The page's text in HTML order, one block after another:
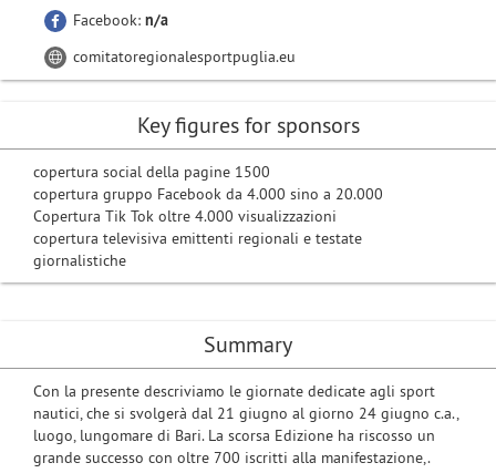
Summary
Con la presente descriviamo le giornate dedicate agli sport
nautici, che si svolgerà dal 21 giugno al giorno 24 giugno c.a.,
luogo, lungomare di Bari. La scorsa Edizione ha riscosso un
grande successo con oltre 700 iscritti alla manifestazione,.
Facebook: n/a
comitatoregionalesportpuglia.eu
Key figures for sponsors
copertura social della pagine 1500
copertura gruppo Facebook da 4.000 sino a 20.000
Copertura Tik Tok oltre 4.000 visualizzazioni
copertura televisiva emittenti regionali e testate
giornalistiche